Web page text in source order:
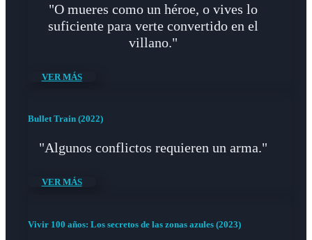
"O mueres como un héroe, o vives lo
suficiente para verte convertido en el
villano."
VER MÁS
Bullet Train (2022)
"Algunos conflictos requieren un arma."
VER MÁS
Vivir 100 años: Los secretos de las zonas azules (2023)